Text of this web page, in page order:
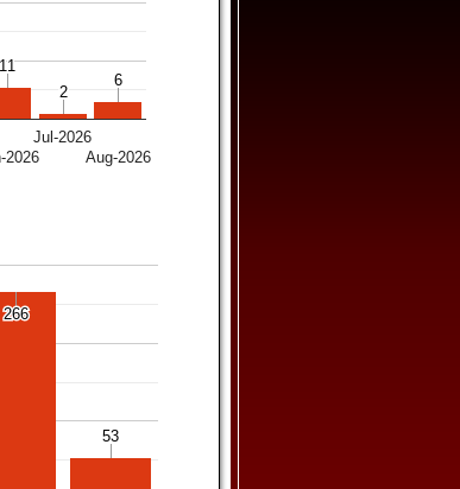
2026
Jul-2026
Aug-2026
11
11
2
2
6
6
266
266
53
53